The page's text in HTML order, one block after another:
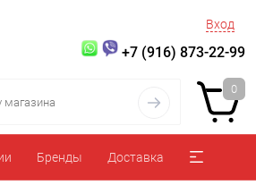
Вход
+7 (916) 873-22-99
0
Бренды Доставка